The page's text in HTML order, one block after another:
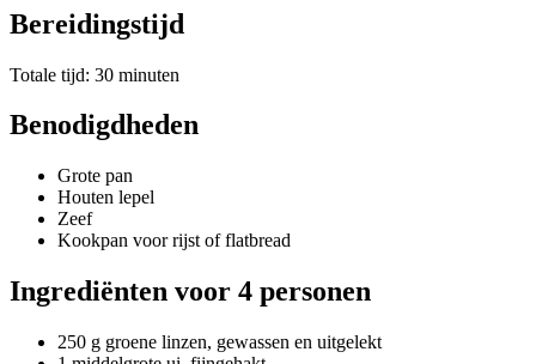
Bereidingstijd
Totale tijd: 30 minuten
Benodigdheden
Grote pan
Houten lepel
Zeef
Kookpan voor rijst of flatbread
Ingrediënten voor 4 personen
250 g groene linzen, gewassen en uitgelekt